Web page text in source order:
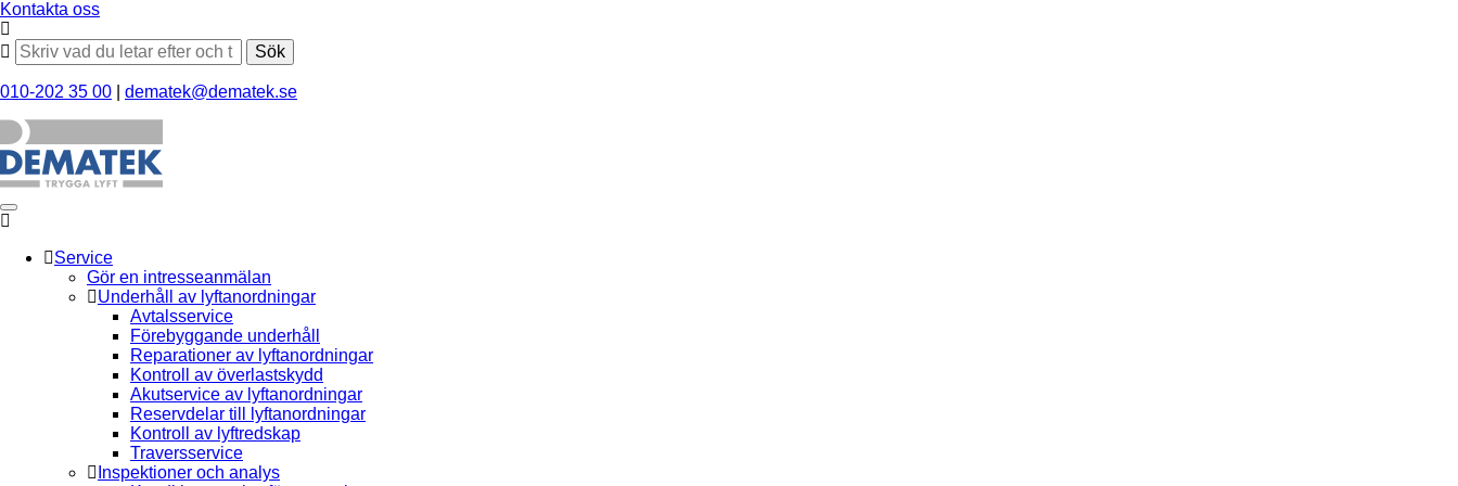
Kontakta oss
Sök
010-202 35 00 dematek@dematek.se
Service
Gör en intresseanmälan
Underhåll av lyftanordningar
Avtalsservice
Förebyggande underhåll
Reparationer av lyftanordningar
Kontroll av överlastskydd
Akutservice av lyftanordningar
Reservdelar till lyftanordningar
Kontroll av lyftredskap
Traversservice
Inspektioner och analys